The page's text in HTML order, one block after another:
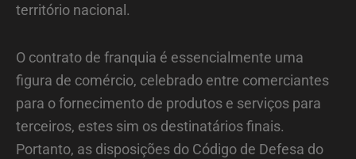
território nacional.
O contrato de franquia é essencialmente uma
figura de comércio, celebrado entre comerciantes
para o fornecimento de produtos e serviços para
terceiros, estes sim os destinatários finais.
Portanto, as disposições do Código de Defesa do